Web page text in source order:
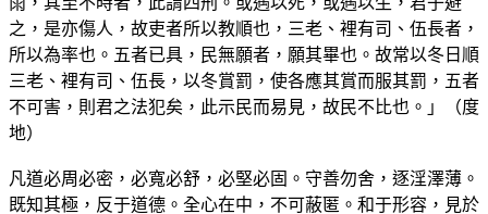
之，是亦傷人，故吏者所以教順也，三老、裡有司、伍長者，
所以為率也。五者已具，民無願者，願其畢也。故常以冬日順
三老、裡有司、伍長，以冬賞罰，使各應其賞而服其罰，五者
不可害，則君之法犯矣，此示民而易見，故民不比也。」（度
地）
凡道必周必密，必寬必舒，必堅必固。守善勿舍，逐淫澤薄。
既知其極，反于道德。全心在中，不可蔽匿。和于形容，見於